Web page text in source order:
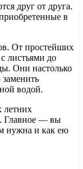
друг от друга.
в
От простейших
листьями до
Они настолько
водой.
летних
Главное — вы
нужна и как ею